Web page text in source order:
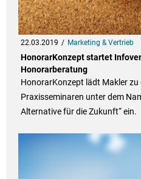
22.03.2019 Marketing & Vertrieb
HonorarKonzept startet
Honorarberatung
HonorarKonzept lädt Makler
Praxisseminaren unter dem
Alternative für die Zukunft“ ein.